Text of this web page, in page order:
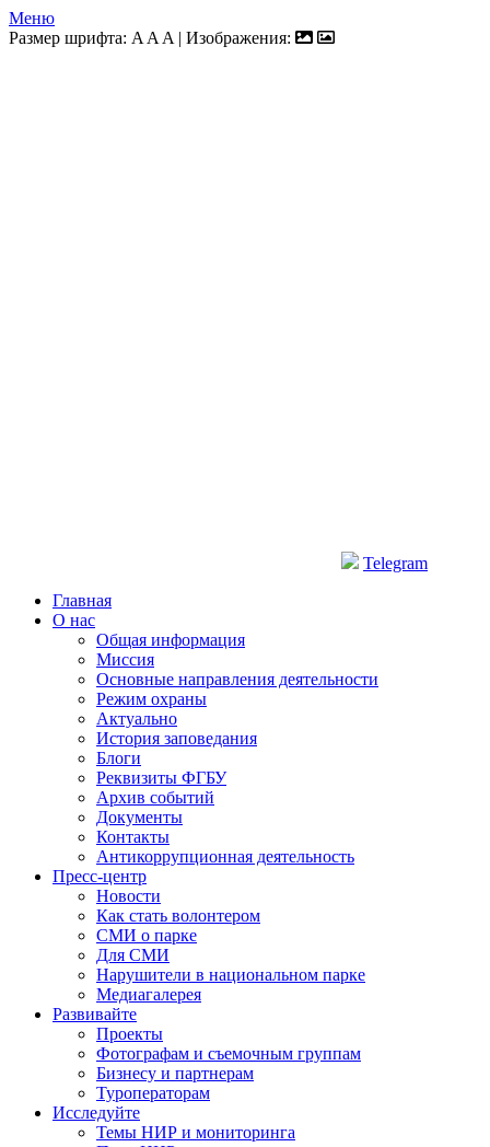
Меню
Размер шрифта: A A A | Изображения:
Telegram
Главная
О нас
Общая информация
Миссия
Основные направления деятельности
Режим охраны
Актуально
История заповедания
Блоги
Реквизиты ФГБУ
Архив событий
Документы
Контакты
Антикоррупционная деятельность
Пресс-центр
Новости
Как стать волонтером
СМИ о парке
Для СМИ
Нарушители в национальном парке
Медиагалерея
Развивайте
Проекты
Фотографам и съемочным группам
Бизнесу и партнерам
Туроператорам
Исследуйте
Темы НИР и мониторинга